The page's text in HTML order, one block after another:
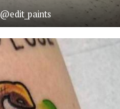
@edit_paints